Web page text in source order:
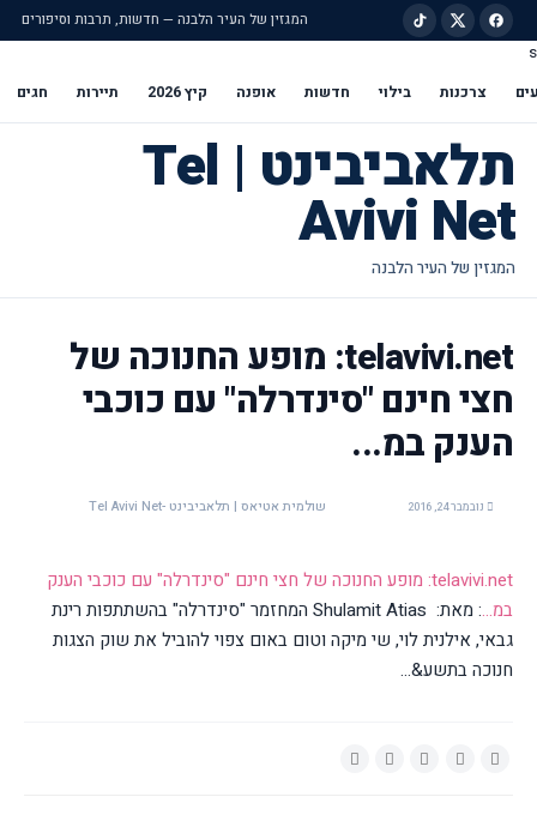
המגזין של העיר הלבנה — חדשות, תרבות וסיפורים
s
צרכנות בילוי חדשות אופנה קיץ 2026 תיירות חגים
תלאביבינט | Tel
Avivi Net
telavivi.net: מופע החנוכה של
חצי חינם "סינדרלה" עם כוכבי
הענק במ...
נובמבר 24, 2016 שולמית אטיאס | תלאביבינט -Tel Avivi Net
telavivi.net: מופע החנוכה של חצי חינם "סינדרלה" עם כוכבי הענק
במ...
: מאת: Shulamit Atias המחזמר "סינדרלה" בהשתתפות רינת
גבאי, אילנית לוי, שי מיקה וטום באום צפוי להוביל את שוק הצגות
חנוכה בתשע&...